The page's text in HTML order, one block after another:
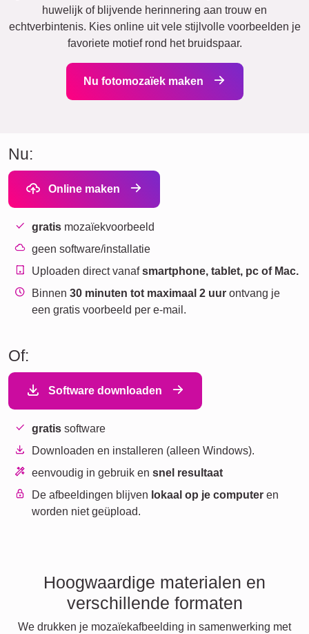
huwelijk of blijvende herinnering aan trouw en
echtverbintenis. Kies online uit vele stijlvolle voorbeelden je
favoriete motief rond het bruidspaar.
Nu fotomozaïek maken
Nu:
Online maken
gratis mozaïekvoorbeeld
geen software/installatie
Uploaden direct vanafsmartphone, tablet, pc of Mac.
Binnen30 minuten tot maximaal 2 uur ontvang je
een gratis voorbeeld per e-mail.
Of:
Software downloaden
gratis software
Downloaden en installeren (alleen Windows).
eenvoudig in gebruik ensnel resultaat
De afbeeldingen blijven lokaal op je computer en
worden niet geüpload.
Hoogwaardige materialen en
verschillende formaten
We drukken je mozaïekafbeelding in samenwerking met